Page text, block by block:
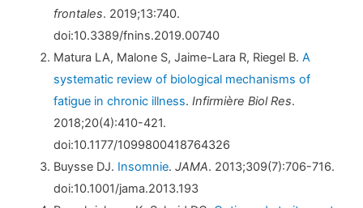
frontales. 2019;13:740.
doi:10.3389/fnins.2019.00740
Matura LA, Malone S, Jaime-Lara R, Riegel B.A
systematic review of biological mechanisms of
fatigue in chronic illness.Infirmière Biol Res.
2018;20(4):410-421.
doi:10.1177/1099800418764326
Buysse DJ. Insomnie.JAMA. 2013;309(7):706-716.
doi:10.1001/jama.2013.193